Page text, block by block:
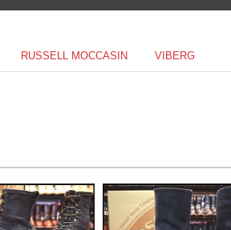
RUSSELL MOCCASIN VIBERG